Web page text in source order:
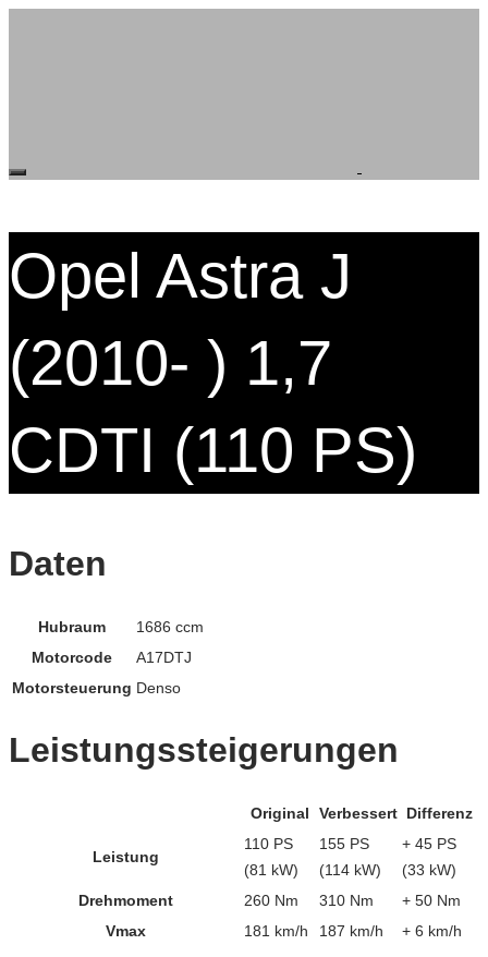
Opel Astra J
(2010- ) 1,7
CDTI (110 PS)
Daten
Hubraum
1686 ccm
Motorcode
A17DTJ
Motorsteuerung Denso
Leistungssteigerungen
Original Verbessert Differenz
Leistung
110 PS
(81 kW)
155 PS
(114 kW)
+ 45 PS
(33 kW)
Drehmoment
260 Nm 310 Nm
+ 50 Nm
Vmax
181 km/h 187 km/h + 6 km/h